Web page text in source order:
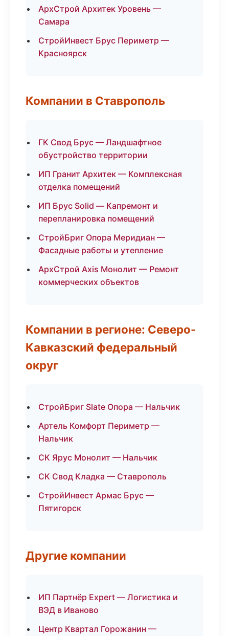
АрхСтрой Архитек Уровень —
Самара
СтройИнвест Брус Периметр —
Красноярск
Компании в Ставрополь
ГК Свод Брус — Ландшафтное
обустройство территории
ИП Гранит Архитек — Комплексная
отделка помещений
ИП Брус Solid — Капремонт и
перепланировка помещений
СтройБриг Опора Меридиан —
Фасадные работы и утепление
АрхСтрой Axis Монолит — Ремонт
коммерческих объектов
Компании в регионе: Северо-
Кавказский федеральный
округ
СтройБриг Slate Опора — Нальчик
Артель Комфорт Периметр —
Нальчик
СК Ярус Монолит — Нальчик
СК Свод Кладка — Ставрополь
СтройИнвест Армас Брус —
Пятигорск
Другие компании
ИП Партнёр Expert — Логистика и
ВЭД в Иваново
Центр Квартал Горожанин —